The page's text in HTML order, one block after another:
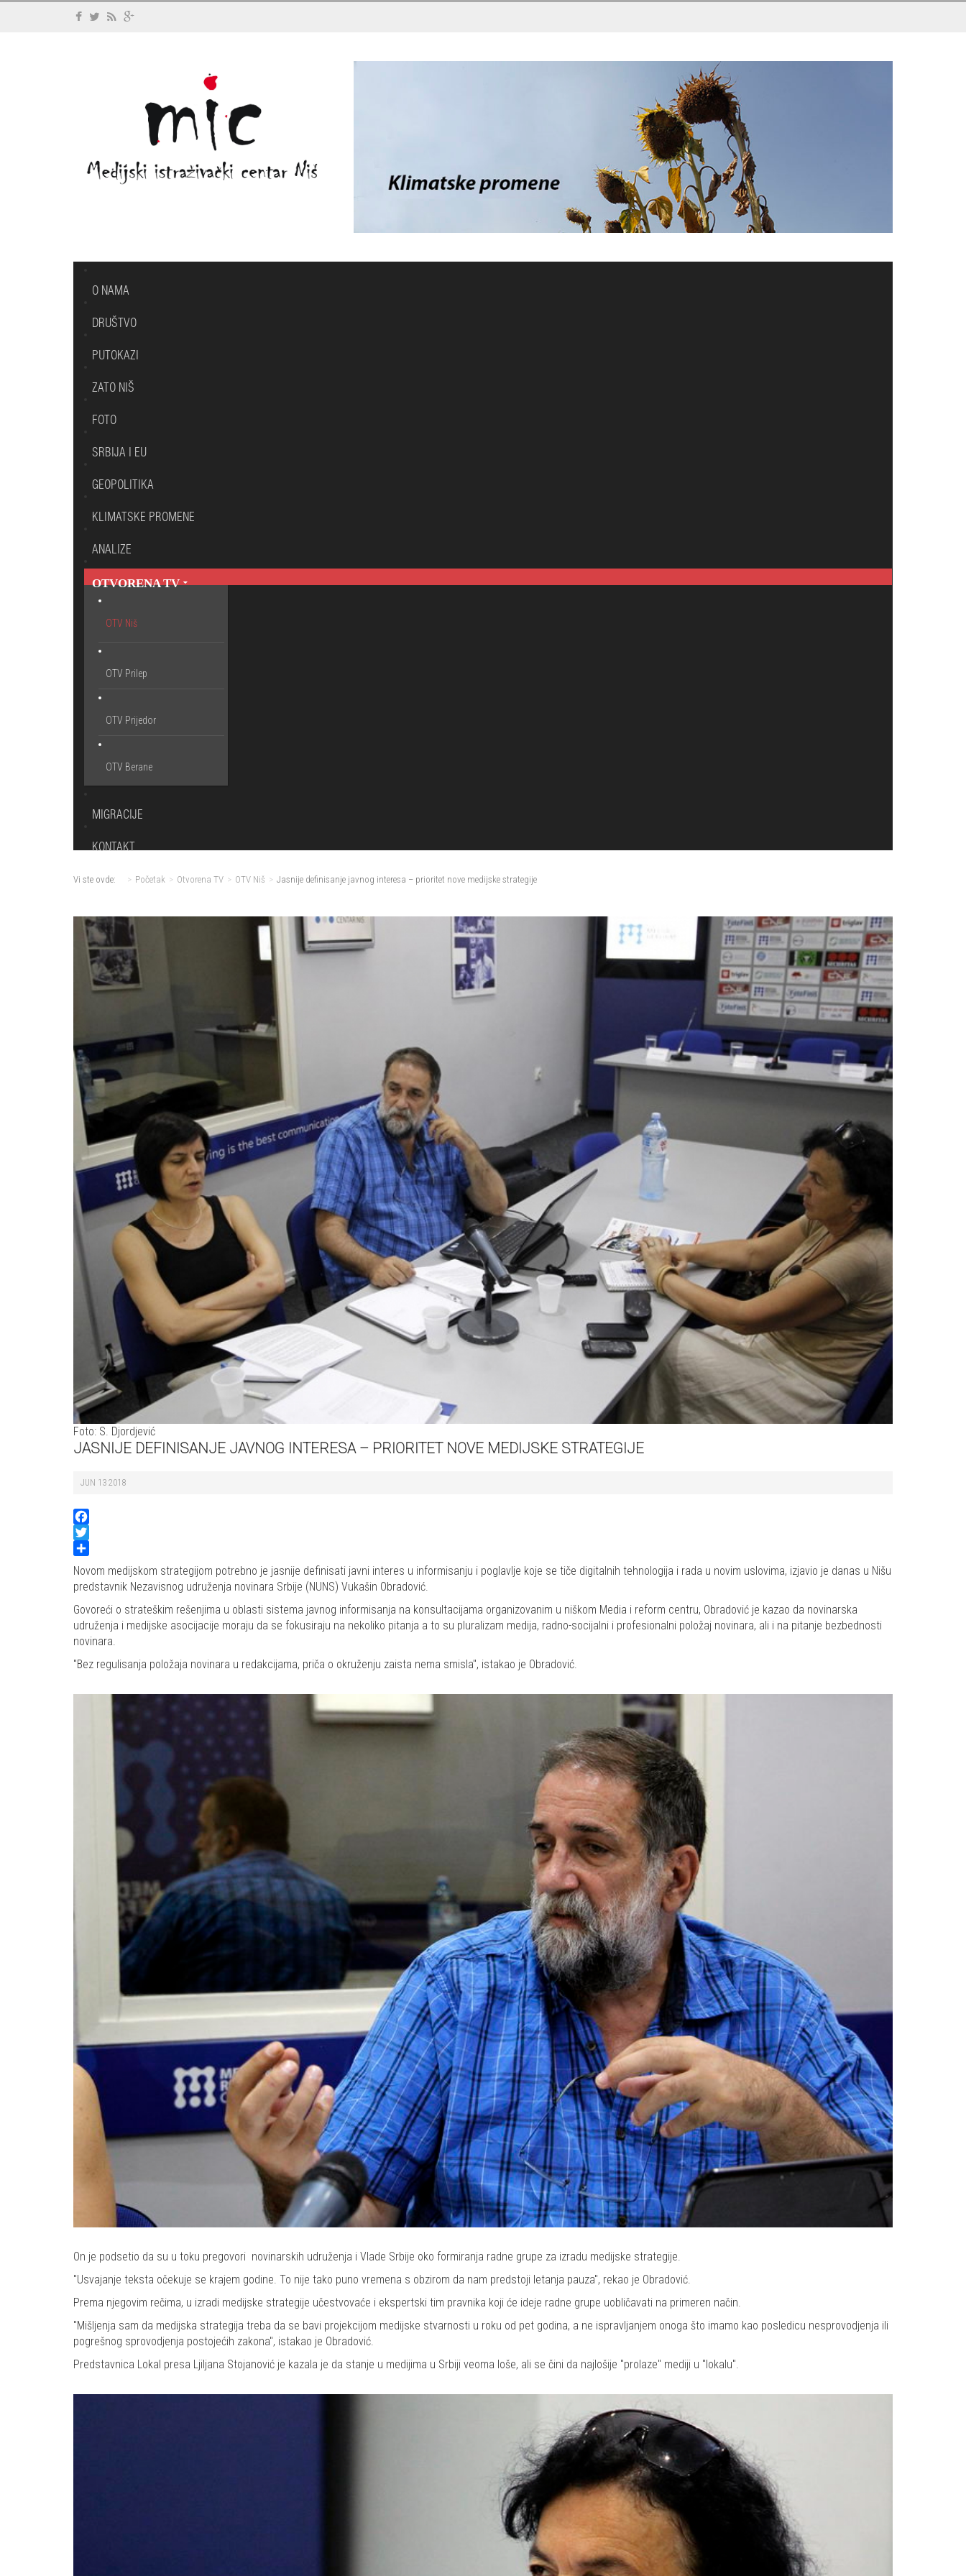
O NAMA
DRUŠTVO
PUTOKAZI
ZATO NIŠ
FOTO
SRBIJA I EU
GEOPOLITIKA
KLIMATSKE PROMENE
ANALIZE
OTVORENA TV
OTV Niš
OTV Prilep
OTV Prijedor
OTV Berane
MIGRACIJE
KONTAKT
Vi ste ovde: Početak Otvorena TV OTV Niš Jasnije definisanje javnog interesa – prioritet nove medijske strategije
Foto: S. Djordjević
JASNIJE DEFINISANJE JAVNOG INTERESA – PRIORITET NOVE MEDIJSKE STRATEGIJE
JUN 13 2018
Facebook
Twitter
Share
Novom medijskom strategijom potrebno je jasnije definisati javni interes u informisanju i poglavlje koje se tiče digitalnih tehnologija i rada u novim uslovima, izjavio je danas u Nišu
predstavnik Nezavisnog udruženja novinara Srbije (NUNS) Vukašin Obradović.
Govoreći o strateškim rešenjima u oblasti sistema javnog informisanja na konsultacijama organizovanim u niškom Media i reform centru, Obradović je kazao da novinarska
udruženja i medijske asocijacije moraju da se fokusiraju na nekoliko pitanja a to su pluralizam medija, radno-socijalni i profesionalni položaj novinara, ali i na pitanje bezbednosti
novinara.
"Bez regulisanja položaja novinara u redakcijama, priča o okruženju zaista nema smisla", istakao je Obradović.
On je podsetio da su u toku pregovori novinarskih udruženja i Vlade Srbije oko formiranja radne grupe za izradu medijske strategije.
"Usvajanje teksta očekuje se krajem godine. To nije tako puno vremena s obzirom da nam predstoji letanja pauza", rekao je Obradović.
Prema njegovim rečima, u izradi medijske strategije učestvovaće i ekspertski tim pravnika koji će ideje radne grupe uobličavati na primeren način.
"Mišljenja sam da medijska strategija treba da se bavi projekcijom medijske stvarnosti u roku od pet godina, a ne ispravljanjem onoga što imamo kao posledicu nesprovodjenja ili
pogrešnog sprovodjenja postojećih zakona", istakao je Obradović.
Predstavnica Lokal presa Ljiljana Stojanović je kazala je da stanje u medijima u Srbiji veoma loše, ali se čini da najlošije "prolaze" mediji u "lokalu".